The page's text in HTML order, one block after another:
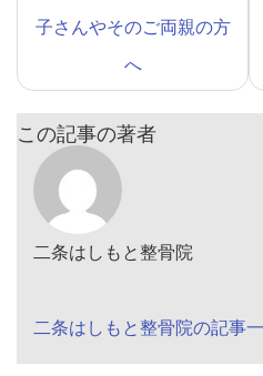
子さんやそのご両親の方
へ
この記事の著者
二条はしもと整骨院
二条はしもと整骨院の記事